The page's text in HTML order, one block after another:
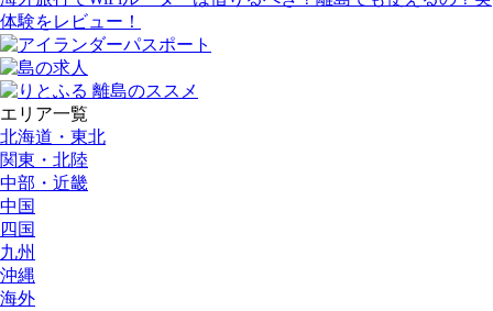
体験をレビュー！
エリア一覧
北海道・東北
関東・北陸
中部・近畿
中国
四国
九州
沖縄
海外